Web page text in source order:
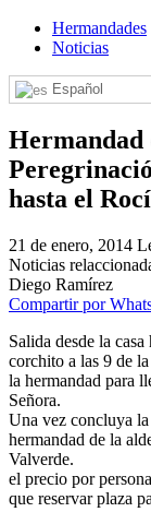
Hermandades
Noticias
Español
Hermandad
hasta el
21 de enero, 2014
Noticias
Diego Ramírez
Compartir por
Salida desde la
corchito a las 9 de
la hermandad para
Señora.
Una vez concluya la
hermandad de la
Valverde.
el precio por
que reservar plaza
¿Cuándo se
El traslado cada
¿Cuales son
Quiero hacer el
En el Rocío,